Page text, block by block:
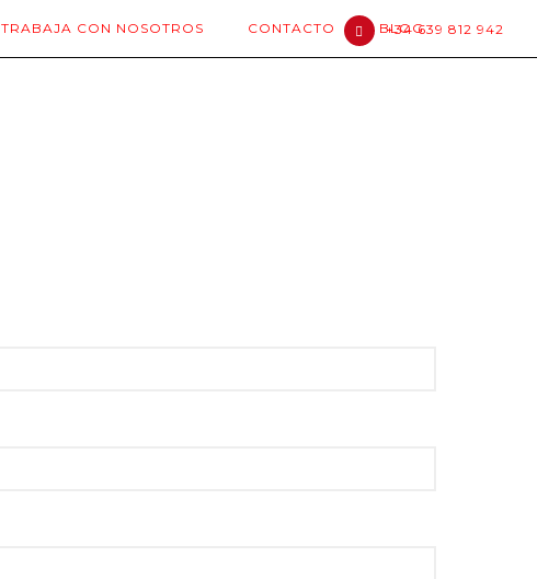
+34 639 812 942
TRABAJA CON NOSOTROS CONTACTO BLOG